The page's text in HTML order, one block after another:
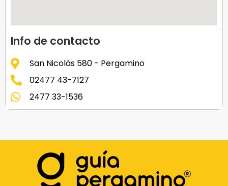
Info de contacto
San Nicolás 580 - Pergamino
02477 43-7127
2477 33-1536